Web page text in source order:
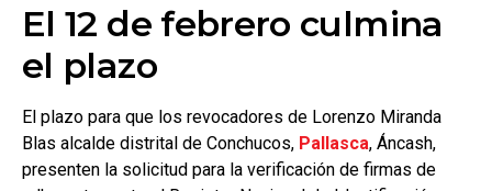
El 12 de febrero culmina
el plazo
El plazo para que los revocadores de Lorenzo Miranda
Blas alcalde distrital de Conchucos, Pallasca, Áncash,
presenten la solicitud para la verificación de firmas de